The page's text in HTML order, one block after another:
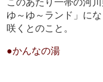
このあたり一帯の河
ゆ～ゆ～ランド」に
咲くとのこと。
●かんなの湯